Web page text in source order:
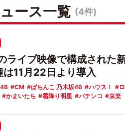
ース一覧 (4件)
ライブ映像で構成された
は11月22日より導入
CM ぱちんこ 乃木坂46 ハウス！
かまいたち 霜降り明星 パチンコ 京楽